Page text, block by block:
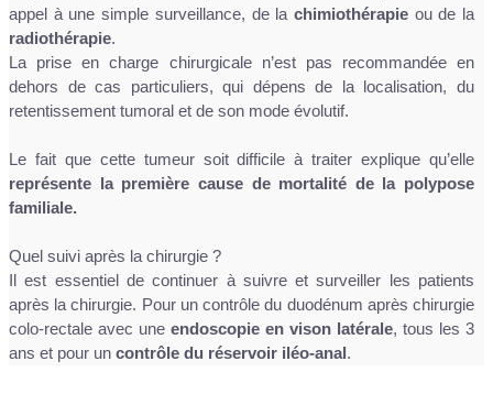
appel à une simple surveillance, de la chimiothérapieou de la
radiothérapie.
La prise en charge chirurgicale n’est pas recommandée en
dehors de cas particuliers, qui dépens de la localisation, du
retentissement tumoral et de son mode évolutif.
Le fait que cette tumeur soit difficile à traiter explique qu’elle
représente la première cause de mortalité de la polypose
familiale.
Quel suivi après la chirurgie ?
Il est essentiel de continuer à suivre et surveiller les patients
après la chirurgie. Pour un contrôle du duodénum après chirurgie
colo-rectale avec une endoscopie en vison latérale, tous les 3
ans et pour un contrôle du réservoir iléo-anal.